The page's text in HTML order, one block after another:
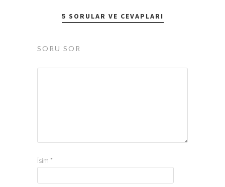
5 SORULAR VE CEVAPLARI
SORU SOR
İsim *